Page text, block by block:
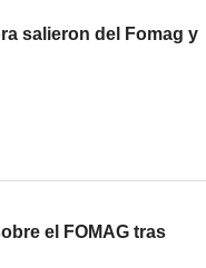
salieron del Fomag y
el FOMAG tras